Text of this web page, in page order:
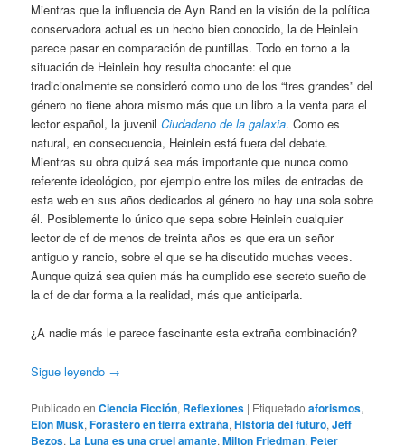
Mientras que la influencia de Ayn Rand en la visión de la política
conservadora actual es un hecho bien conocido, la de Heinlein
parece pasar en comparación de puntillas. Todo en torno a la
situación de Heinlein hoy resulta chocante: el que
tradicionalmente se consideró como uno de los “tres grandes” del
género no tiene ahora mismo más que un libro a la venta para el
lector español, la juvenilCiudadano de la galaxia. Como es
natural, en consecuencia, Heinlein está fuera del debate.
Mientras su obra quizá sea más importante que nunca como
referente ideológico, por ejemplo entre los miles de entradas de
esta web en sus años dedicados al género no hay una sola sobre
él. Posiblemente lo único que sepa sobre Heinlein cualquier
lector de cf de menos de treinta años es que era un señor
antiguo y rancio, sobre el que se ha discutido muchas veces.
Aunque quizá sea quien más ha cumplido ese secreto sueño de
la cf de dar forma a la realidad, más que anticiparla.
¿A nadie más le parece fascinante esta extraña combinación?
Sigue leyendo →
Publicado en Ciencia Ficción, Reflexiones | Etiquetado aforismos,
Elon Musk,Forastero en tierra extraña,HIstoria del futuro,Jeff
Bezos, La Luna es una cruel amante,Milton Friedman, Peter